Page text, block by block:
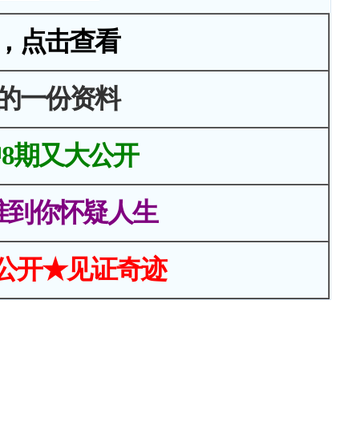
点击查看
一份资料
期又大公开
你怀疑人生
开★见证奇迹